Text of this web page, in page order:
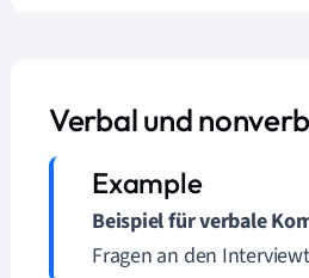
Verbal und
Beispiel für verbale
Fragen an den